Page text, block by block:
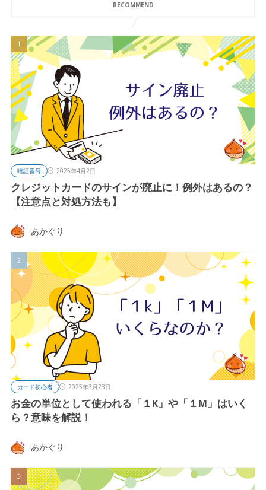
RECOMMEND
暗証番号 2025年4月2日
クレジットカードのサインが廃止に！例外はあるの？
【注意点と対処方法も】
あかぐり
カード初心者 2025年3月23日
お金の単位として使われる「１K」や「１M」はいく
ら？意味を解説！
あかぐり